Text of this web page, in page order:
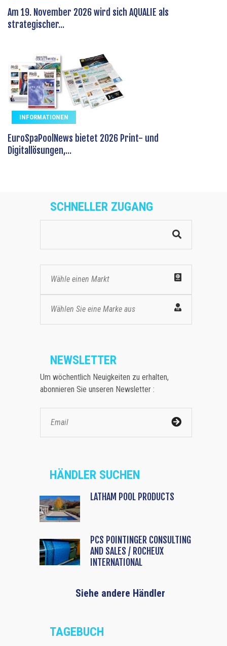
Am 19. November 2026 wird sich AQUALIE als
strategischer...
INFORMATIONEN
EuroSpaPoolNews bietet 2026 Print- und
Digitallösungen,...
SCHNELLER ZUGANG
Wähle einen Markt
Wählen Sie eine Marke aus
NEWSLETTER
Um wöchentlich Neuigkeiten zu erhalten,
abonnieren Sie unseren Newsletter :
HÄNDLER SUCHEN
LATHAM POOL PRODUCTS
PCS POINTINGER CONSULTING
AND SALES / ROCHEUX
INTERNATIONAL
Siehe andere Händler
TAGEBUCH